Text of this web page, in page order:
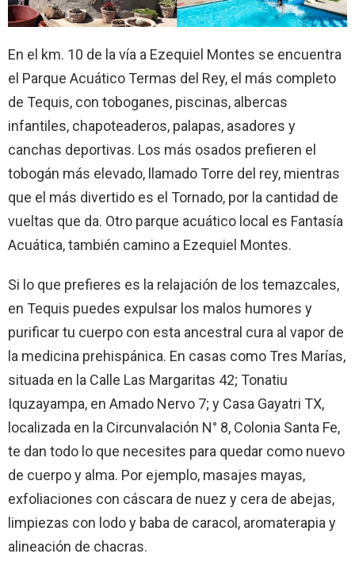
En el km. 10 de la vía a Ezequiel Montes se encuentra
el Parque Acuático Termas del Rey, el más completo
de Tequis, con toboganes, piscinas, albercas
infantiles, chapoteaderos, palapas, asadores y
canchas deportivas. Los más osados prefieren el
tobogán más elevado, llamado Torre del rey, mientras
que el más divertido es el Tornado, por la cantidad de
vueltas que da. Otro parque acuático local es Fantasía
Acuática, también camino a Ezequiel Montes.
Si lo que prefieres es la relajación de los temazcales,
en Tequis puedes expulsar los malos humores y
purificar tu cuerpo con esta ancestral cura al vapor de
la medicina prehispánica. En casas como Tres Marías,
situada en la Calle Las Margaritas 42; Tonatiu
Iquzayampa, en Amado Nervo 7; y Casa Gayatri TX,
localizada en la Circunvalación N° 8, Colonia Santa Fe,
te dan todo lo que necesites para quedar como nuevo
de cuerpo y alma. Por ejemplo, masajes mayas,
exfoliaciones con cáscara de nuez y cera de abejas,
limpiezas con lodo y baba de caracol, aromaterapia y
alineación de chacras.